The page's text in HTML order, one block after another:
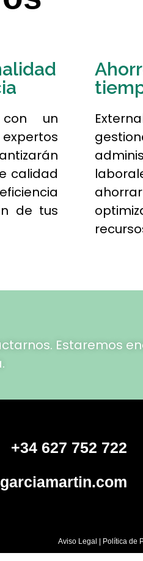
con un
calidad
de tus
Estaremos
+34 627 752 722
Aviso Legal Política de